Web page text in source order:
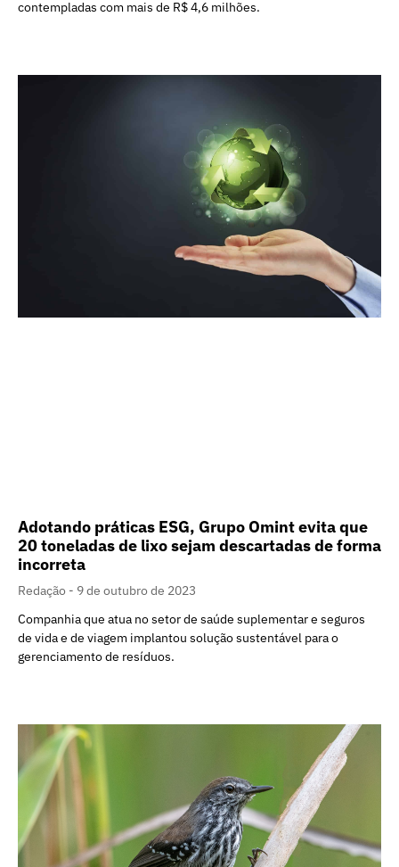
contempladas com mais de R$ 4,6 milhões.
Adotando práticas ESG, Grupo Omint evita que
20 toneladas de lixo sejam descartadas de forma
incorreta
Redação
9 de outubro de 2023
Companhia que atua no setor de saúde suplementar e seguros
de vida e de viagem implantou solução sustentável para o
gerenciamento de resíduos.